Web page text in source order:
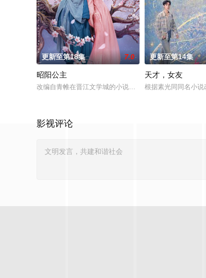
更新至第18集 7.0
昭阳公主
改编自青帷在晋江文学城的小说《平阳公主》。
更新至第14集
天才，女友
根据素光同同名小说
影视评论